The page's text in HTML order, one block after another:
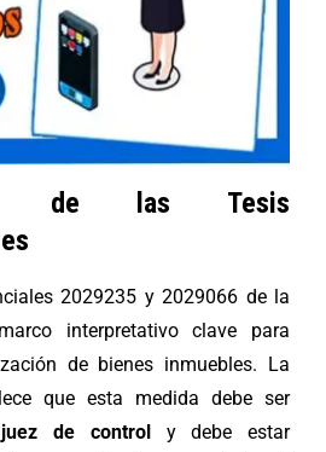
de las Tesis
2029235 y 2029066 de la
interpretativo clave para
de bienes inmuebles. La
que esta medida debe ser
juez de controly debe estar